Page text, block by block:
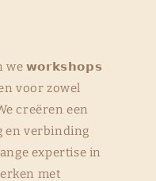
we 𝘄𝗼𝗿𝗸𝘀𝗵𝗼𝗽𝘀
voor zowel
creëren een
en verbinding
expertise in
met